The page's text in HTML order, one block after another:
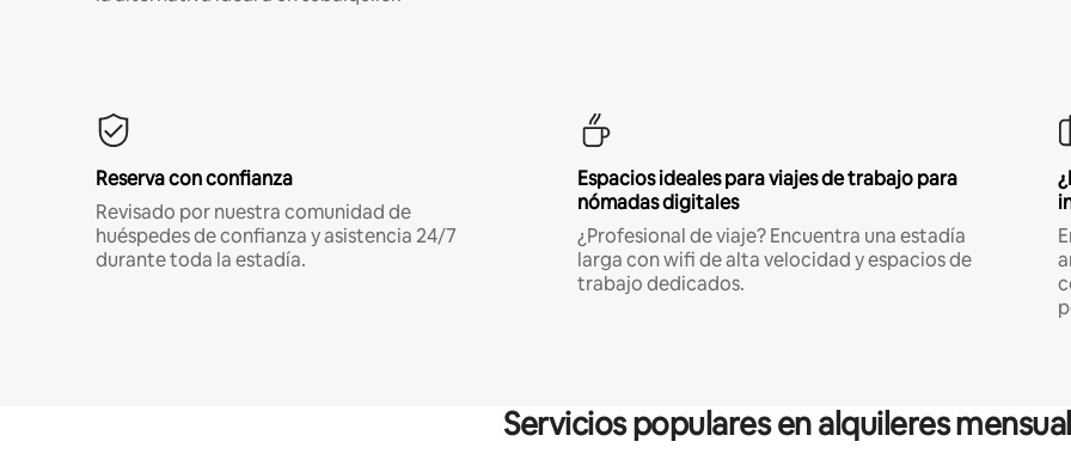
Reserva con confianza
Revisado por nuestra comunidad de
huéspedes de confianza y asistencia 24/7
durante toda la estadía.
Espacios ideales para viajes de trabajo para
nómadas digitales
¿Profesional de viaje? Encuentra una estadía
larga con wifi de alta velocidad y espacios de
trabajo dedicados.
Servicios populares en alquileres